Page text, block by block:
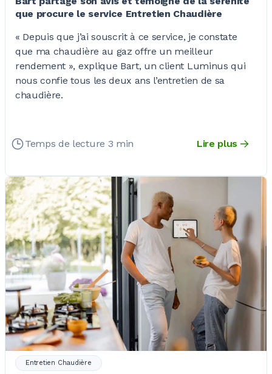
que procure le service Entretien Chaudière
« Depuis que j’ai souscrit à ce service, je constate
que ma chaudière au gaz offre un meilleur
rendement », explique Bart, un client Luminus qui
nous confie tous les deux ans l’entretien de sa
chaudière.
Temps de lecture 3 min Lire plus
Entretien Chaudière